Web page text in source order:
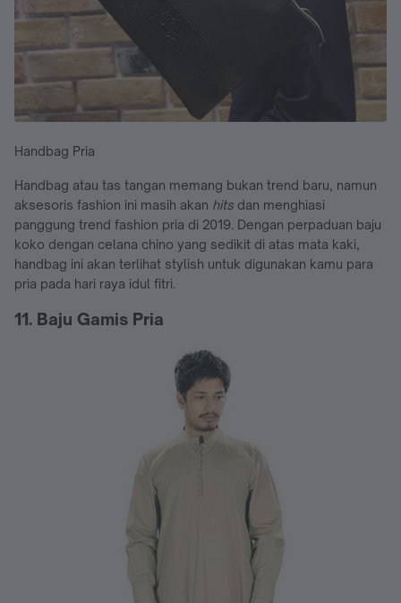
Handbag Pria
Handbag atau tas tangan memang bukan trend baru, namun
aksesoris fashion ini masih akan hits dan menghiasi
panggung trend fashion pria di 2019. Dengan perpaduan baju
koko dengan celana chino yang sedikit di atas mata kaki,
handbag ini akan terlihat stylish untuk digunakan kamu para
pria pada hari raya idul fitri.
11. Baju Gamis Pria